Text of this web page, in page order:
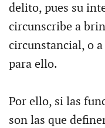
delito, pues su
circunscribe a
circunstancial, o
para ello.
Por ello, si las
son las que